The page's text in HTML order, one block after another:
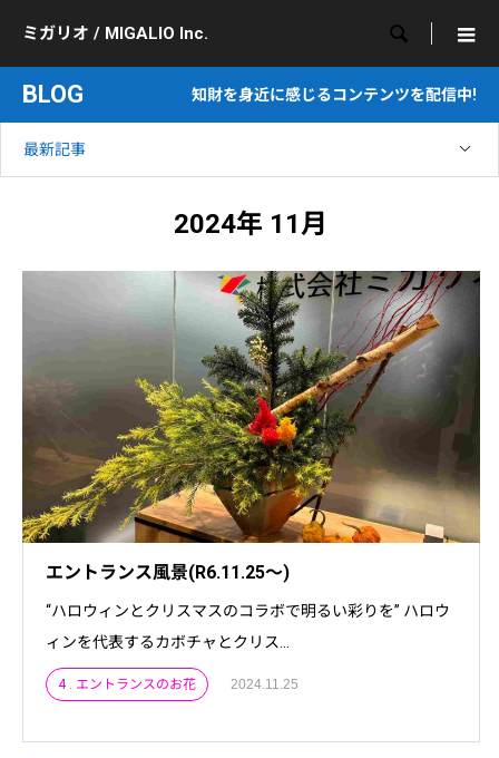
ミガリオ / MIGALIO Inc. 
BLOG 知財を身近に感じるコンテンツを配信中!
最新記事
2024年 11月
エントランス風景(R6.11.25～)
“ハロウィンとクリスマスのコラボで明るい彩りを” ハロウ
ィンを代表するカボチャとクリス...
4 . エントランスのお花 2024.11.25